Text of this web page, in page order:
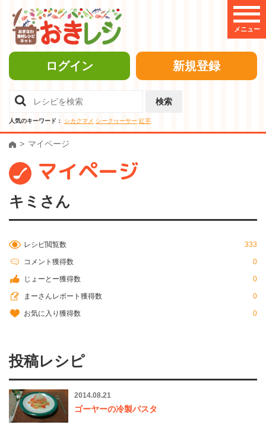
メニュー
ログイン 新規登録
検索
人気のキーワード： シカクマメ シークヮーサー 紅芋
マイページ
マイページ
キミさん
レシピ閲覧数 333
コメント獲得数 0
じょーとー獲得数 0
まーさんレポート獲得数 0
お気に入り獲得数 0
投稿レシピ
2014.08.21
ゴーヤーの冷製パスタ